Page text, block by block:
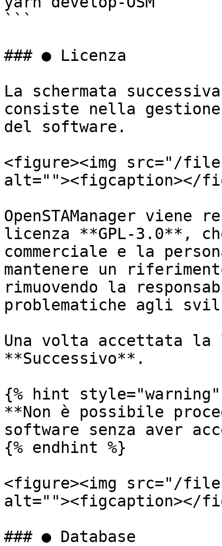
```
### ● Licenza
La schermata
consiste nella
del software.
<figure><img src="/files/
alt=""><figcaption></
OpenSTAManager
licenza **GPL-3.0**,
commerciale e la
mantenere un
rimuovendo la
problematiche agli
Una volta accettata
**Successivo**.
{% hint style="warning"
**Non è possibile
software senza aver
{% endhint %}
<figure><img src="/files/
alt=""><figcaption></
### ● Database